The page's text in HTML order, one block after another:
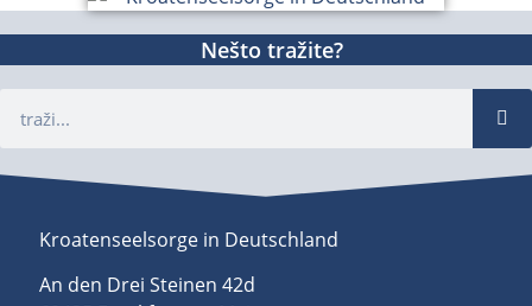
Nešto tražite?
Kroatenseelsorge in Deutschland
An den Drei Steinen 42d